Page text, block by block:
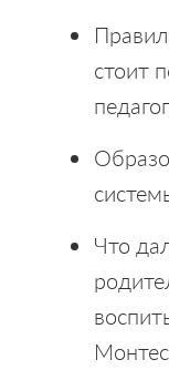
стоит
Что